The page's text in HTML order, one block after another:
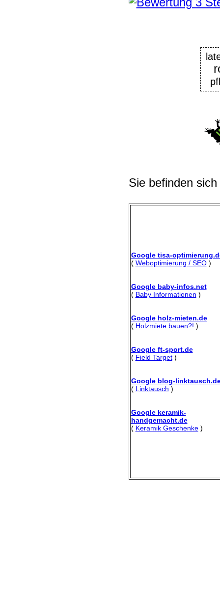
Sie befinden
Google tisa-
( Weboptimierung / SEO)
Google baby-infos.net
( Baby Informationen )
Google holz-mieten.de
( Holzmiete bauen?! )
Google ft-sport.de
( Field Target)
Google blog-
( Linktausch )
Google keramik-
handgemacht.de
( Keramik Geschenke)